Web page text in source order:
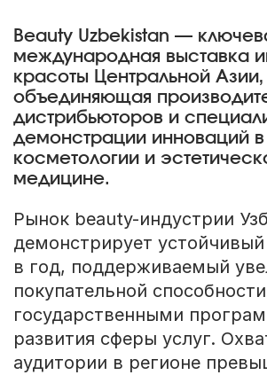
Beauty Uzbekistan —
международная выставка
красоты Центральной Азии,
объединяющая
дистрибьюторов и
демонстрации инноваций в
косметологии и
медицине.
Рынок beauty-индустрии
демонстрирует устойчивый
в год, поддерживаемый
покупательной
государственными
развития сферы услуг.
аудитории в регионе